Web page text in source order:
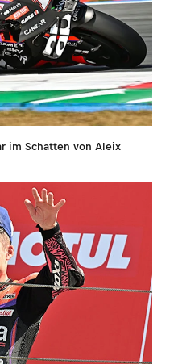
im Schatten von Aleix